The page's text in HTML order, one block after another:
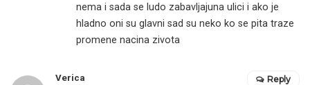
nema i sada se ludo zabavljajuna ulici i ako je
hladno oni su glavni sad su neko ko se pita traze
promene nacina zivota
Verica Reply